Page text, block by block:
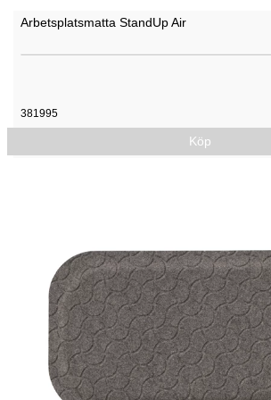
Arbetsplatsmatta StandUp Air
381995
Köp